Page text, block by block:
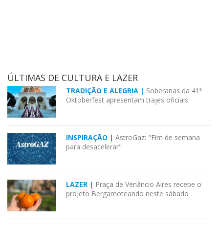
ÚLTIMAS DE CULTURA E LAZER
TRADIÇÃO E ALEGRIA | Soberanas da 41ª
Oktoberfest apresentam trajes oficiais
INSPIRAÇÃO | AstroGaz: "Fim de semana
para desacelerar"
LAZER | Praça de Venâncio Aires recebe o
projeto Bergamoteando neste sábado